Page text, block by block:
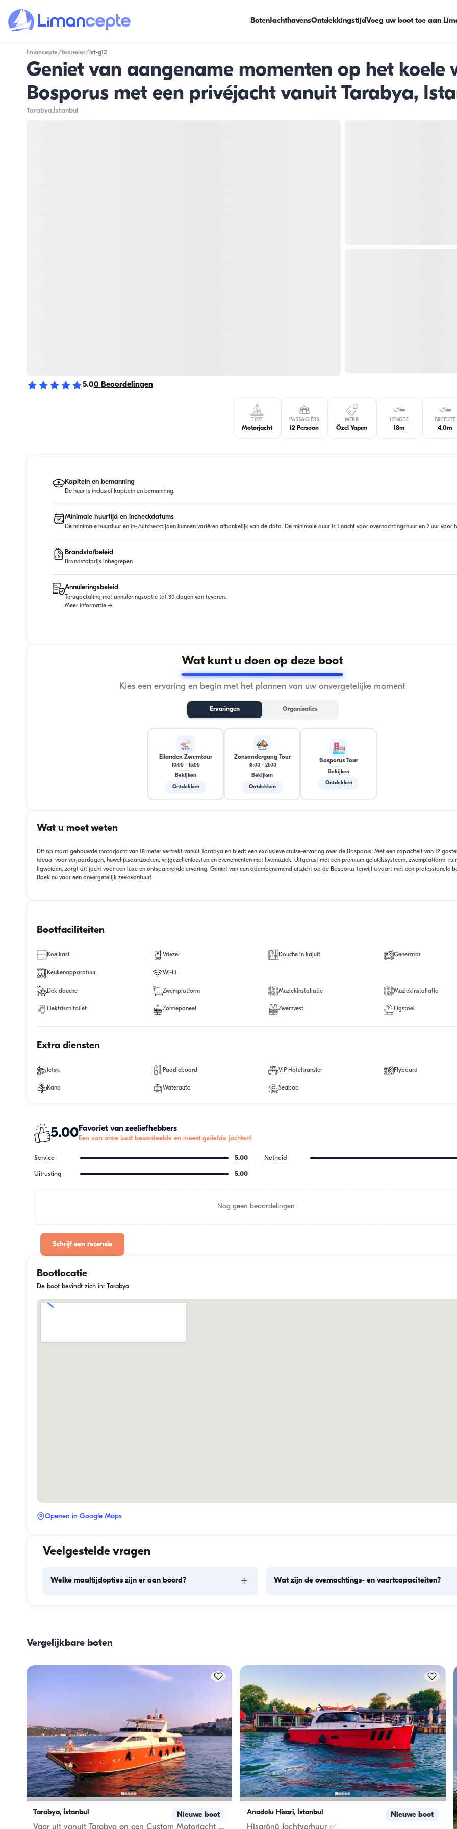
BotenJachthavensOntdekkingstijdVoeg uw boot toe aan
limancepte/tekneler/ist-g12
Geniet van aangename momenten op het koele
Bosporus met een privéjacht vanuit Tarabya,
Tarabya,İstanbul
5.00 Beoordelingen
TYPE
Motorjacht
PASSAGIERS
12 Persoon
MERK
Özel Yapım
LENGTE
18m
BREEDTE
4,0m
Kapitein en bemanning
De huur is inclusief kapitein en bemanning.
Minimale huurtijd en incheckdatums
De minimale huurduur en in-/uitchecktijden kunnen variëren afhankelijk van de data. De minimale duur is 1 nacht voor overnachtingshuur en 2 uur voor
Brandstofbeleid
Brandstofprijs inbegrepen
Annuleringsbeleid
Terugbetaling met annuleringsoptie tot 30 dagen van tevoren.
Meer informatie →
Wat kunt u doen op deze boot
Kies een ervaring en begin met het plannen van uw onvergetelijke moment
Ervaringen Organisaties
Eilanden Zwemtour
10:00- 15:00
Bekijken
Ontdekken
Zonsondergang Tour
18:00- 21:00
Bekijken
Ontdekken
Bosporus Tour
Bekijken
Ontdekken
Wat u moet weten
Dit op maat gebouwde motorjacht van 18 meter vertrekt vanuit Tarabya en biedt een exclusieve cruise-ervaring over de Bosporus. Met een capaciteit van 12
ideaal voor verjaardagen, huwelijksaanzoeken, vrijgezellenfeesten en evenementen met livemuziek. Uitgerust met een premium geluidssysteem, zwemplatform,
ligweiden, zorgt dit jacht voor een luxe en ontspannende ervaring. Geniet van een adembenemend uitzicht op de Bosporus terwijl u vaart met een professionele
Boek nu voor een onvergetelijk zeeavontuur!
Bootfaciliteiten
Koelkast Vriezer Douche in kajuit Generator
Keukenapparatuur Wi-Fi
Dek douche Zwemplatform Muziekinstallatie Muziekinstallatie
Elektrisch toilet Zonnepaneel Zwemvest Ligstoel
Extra diensten
Jetski Paddleboard VIP Hoteltransfer Flyboard
Kano Waterauto Seabob
5.00Favoriet van zeeliefhebbers
Een van onze best beoordeelde en meest geliefde jachten!
Service 5.00 Netheid
Uitrusting 5.00
Nog geen beoordelingen
Schrijf een recensie
Bootlocatie
De boot bevindt zich in: Tarabya
Openen in Google Maps
Veelgestelde vragen
Welke maaltijdopties zijn er aan boord? +
bemanning overlaten. De bereiding van de maaltijden wordt
Wat zijn de overnachtings- en vaartcapaciteiten?
Vergelijkbare boten
Tarabya, İstanbul Nieuwe boot Anadolu Hisari, İstanbul Nieuwe boot